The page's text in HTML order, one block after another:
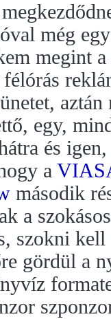
még
megint
egy,
és
a
második
a
szokni
gördül a